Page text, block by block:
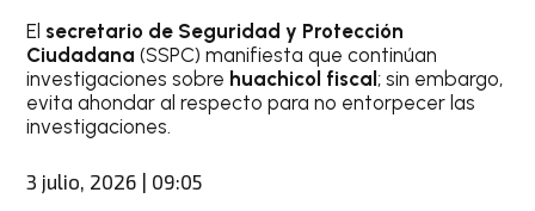
El secretario de Seguridad y Protección
Ciudadana (SSPC) manifiesta que continúan
investigaciones sobre huachicol fiscal ; sin embargo,
evita ahondar al respecto para no entorpecer las
investigaciones.
3 julio, 2026 | 09:05